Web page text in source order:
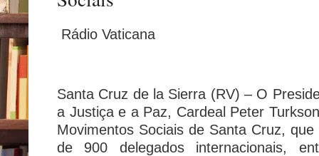
Rádio Vaticana
Santa Cruz de la Sierra (RV) – O
a Justiça e a Paz, Cardeal Peter
Movimentos Sociais de Santa Cruz,
de 900 delegados internacionais,